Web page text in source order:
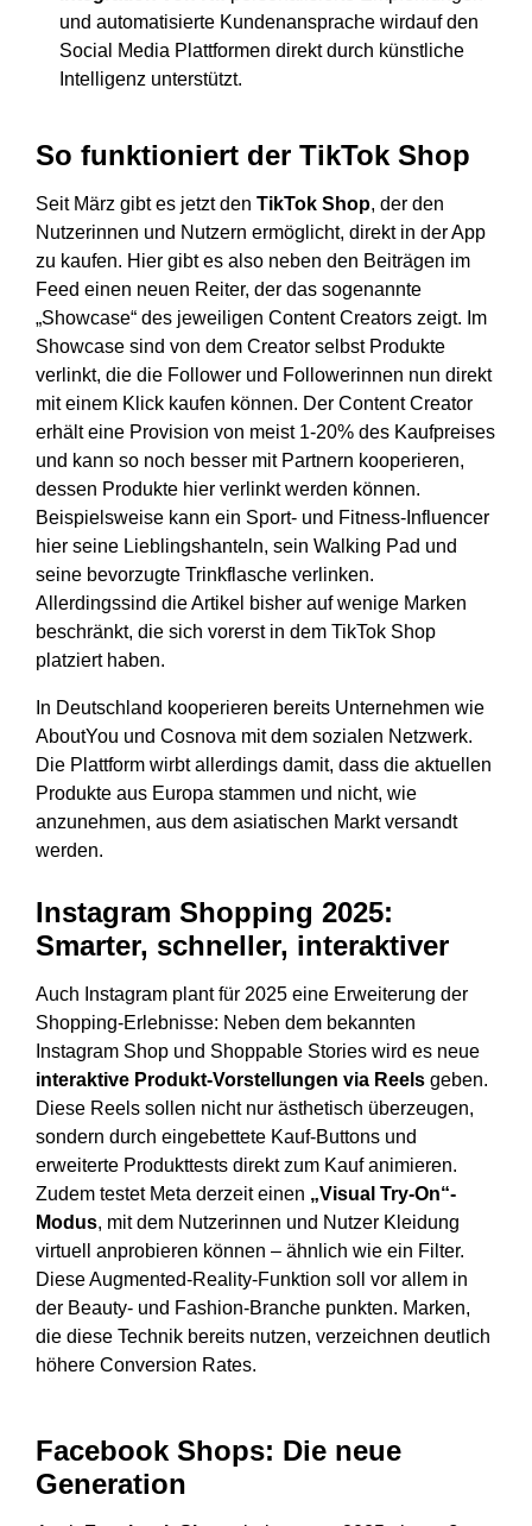
und automatisierte Kundenansprache wirdauf den
Social Media Plattformen direkt durch künstliche
Intelligenz unterstützt.
So funktioniert der TikTok Shop
Seit März gibt es jetzt den TikTok Shop, der den
Nutzerinnen und Nutzern ermöglicht, direkt in der App
zu kaufen. Hier gibt es also neben den Beiträgen im
Feed einen neuen Reiter, der das sogenannte
„Showcase“ des jeweiligen Content Creators zeigt. Im
Showcase sind von dem Creator selbst Produkte
verlinkt, die die Follower und Followerinnen nun direkt
mit einem Klick kaufen können. Der Content Creator
erhält eine Provision von meist 1-20% des Kaufpreises
und kann so noch besser mit Partnern kooperieren,
dessen Produkte hier verlinkt werden können.
Beispielsweise kann ein Sport- und Fitness-Influencer
hier seine Lieblingshanteln, sein Walking Pad und
seine bevorzugte Trinkflasche verlinken.
Allerdingssind die Artikel bisher auf wenige Marken
beschränkt, die sich vorerst in dem TikTok Shop
platziert haben.
In Deutschland kooperieren bereits Unternehmen wie
AboutYou und Cosnova mit dem sozialen Netzwerk.
Die Plattform wirbt allerdings damit, dass die aktuellen
Produkte aus Europa stammen und nicht, wie
anzunehmen, aus dem asiatischen Markt versandt
werden.
Instagram Shopping 2025:
Smarter, schneller, interaktiver
Auch Instagram plant für 2025 eine Erweiterung der
Shopping-Erlebnisse: Neben dem bekannten
Instagram Shop und Shoppable Stories wird es neue
interaktive Produkt-Vorstellungen via Reels geben.
Diese Reels sollen nicht nur ästhetisch überzeugen,
sondern durch eingebettete Kauf-Buttons und
erweiterte Produkttests direkt zum Kauf animieren.
Zudem testet Meta derzeit einen „Visual Try-On“-
Modus, mit dem Nutzerinnen und Nutzer Kleidung
virtuell anprobieren können – ähnlich wie ein Filter.
Diese Augmented-Reality-Funktion soll vor allem in
der Beauty- und Fashion-Branche punkten. Marken,
die diese Technik bereits nutzen, verzeichnen deutlich
höhere Conversion Rates.
Facebook Shops: Die neue
Generation